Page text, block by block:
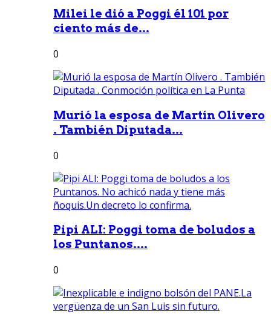
Milei le dió a Poggi él 101 por
ciento más de...
0
Murió la esposa de Martín Olivero
. También Diputada...
0
Pipi ALI: Poggi toma de boludos a
los Puntanos....
0